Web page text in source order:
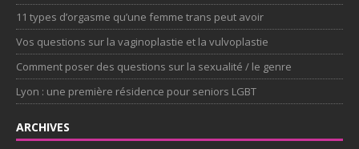
11 types d’orgasme qu’une femme trans peut avoir
Vos questions sur la vaginoplastie et la vulvoplastie
Comment poser des questions sur la sexualité / le genre
Lyon : une première résidence pour seniors LGBT
ARCHIVES